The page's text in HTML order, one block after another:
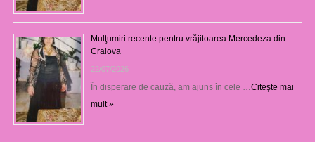
Mulţumiri recente pentru vrăjitoarea Mercedeza din
Craiova
22/07/2026
În disperare de cauză, am ajuns în cele … Citeşte mai
mult »